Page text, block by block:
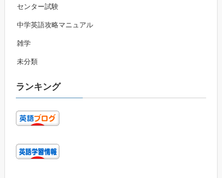
センター試験
中学英語攻略マニュアル
雑学
未分類
ランキング